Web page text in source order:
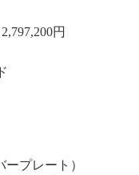
円
プレート）